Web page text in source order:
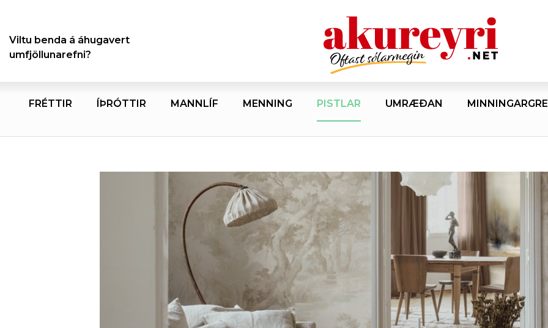
Viltu benda á áhugavert
umfjöllunarefni?
FRÉTTIR ÍÞRÓTTIR MANNLÍF MENNING PISTLAR UMRÆÐAN